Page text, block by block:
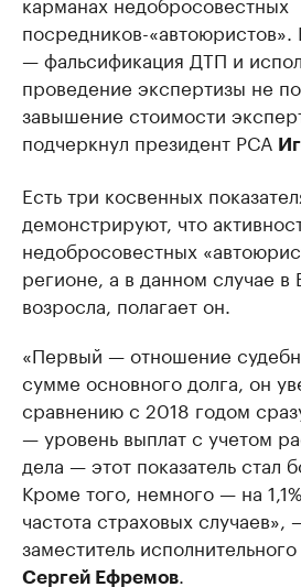
посредников-
— фальсификация ДТП и
проведение экспертизы не
завышение стоимости
подчеркнул президент РСА
Есть три косвенных
демонстрируют, что
недобросовестных
регионе, а в данном случае
возросла, полагает он.
«Первый — отношение
сумме основного долга, он
сравнению с 2018 годом
— уровень выплат с учетом
дела — этот показатель стал
Кроме того, немного — на
частота страховых
заместитель
Сергей Ефремов.